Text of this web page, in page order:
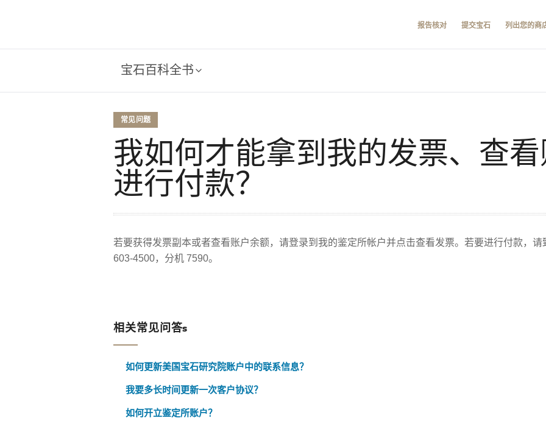
报告核对 提交宝石 列出您的商
宝石百科全书
常见问题
我如何才能拿到我的发票、查
进行付款？
若要获得发票副本或者查看账户余额，请登录到我的鉴定所帐户并点击查看发票。若要进行付款，
603-4500，分机 7590。
相关常见问答s
如何更新美国宝石研究院账户中的联系信息？
我要多长时间更新一次客户协议？
如何开立鉴定所账户？